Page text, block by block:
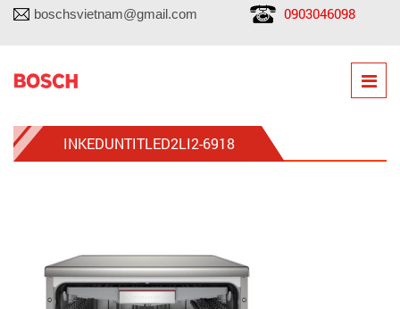
boschsvietnam@gmail.com 0903046098
INKEDUNTITLED2LI2-6918